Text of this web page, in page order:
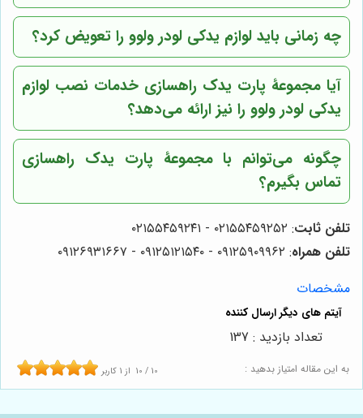
چه زمانی باید لوازم یدکی لودر ولوو را تعویض کرد؟
آیا مجموعۀ پارت یدک راهسازی خدمات نصب لوازم
یدکی لودر ولوو را نیز ارائه می‌دهد؟
چگونه می‌توانم بامجموعۀ پارت یدک راهسازی
تماس بگیرم؟
تلفن ثابت: ۰۲۱۵۵۴۵۹۲۵۲ - ۰۲۱۵۵۴۵۹۲۴۱
تلفن همراه: ۰۹۱۲۵۹۰۹۹۶۲ - ۰۹۱۲۵۱۲۱۵۴۰ - ۰۹۱۲۶۹۳۱۶۶۷
مشخصات
به این مقاله امتیاز بدهید : 10 / 10 از 1 کاربر
تعداد بازدید : 137